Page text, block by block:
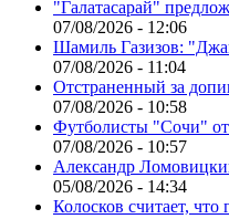
"Галатасарай"
07/08/2026 - 12:06
Шамиль Газизов:
07/08/2026 - 11:04
Отстраненный за
07/08/2026 - 10:58
Футболисты "Сочи"
07/08/2026 - 10:57
Александр
05/08/2026 - 14:34
Колосков считает,